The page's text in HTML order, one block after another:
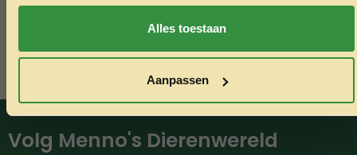
Alles toestaan
Aanpassen
Volg Menno's Dierenwereld
Nee, ik wil geen korting